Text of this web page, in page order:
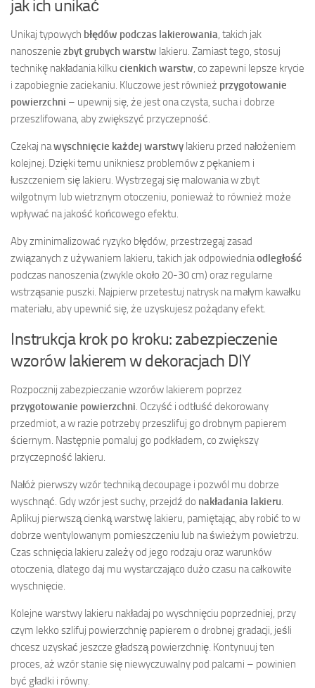
jak ich unikać
Unikaj typowych błędów podczas lakierowania, takich jak
nanoszenie zbyt grubych warstw lakieru. Zamiast tego, stosuj
technikę nakładania kilku cienkich warstw, co zapewni lepsze krycie
i zapobiegnie zaciekaniu. Kluczowe jest również przygotowanie
powierzchni – upewnij się, że jest ona czysta, sucha i dobrze
przeszlifowana, aby zwiększyć przyczepność.
Czekaj nawyschnięcie każdej warstwy lakieru przed nałożeniem
kolejnej. Dzięki temu unikniesz problemów z pękaniem i
łuszczeniem się lakieru. Wystrzegaj się malowania w zbyt
wilgotnym lub wietrznym otoczeniu, ponieważ to również może
wpływać na jakość końcowego efektu.
Aby zminimalizować ryzyko błędów, przestrzegaj zasad
związanych z używaniem lakieru, takich jak odpowiedniaodległość
podczas nanoszenia (zwykle około 20-30 cm) oraz regularne
wstrząsanie puszki. Najpierw przetestuj natrysk na małym kawałku
materiału, aby upewnić się, że uzyskujesz pożądany efekt.
Instrukcja krok po kroku: zabezpieczenie
wzorów lakierem w dekoracjach DIY
Rozpocznij zabezpieczanie wzorów lakierem poprzez
przygotowanie powierzchni. Oczyść i odtłuść dekorowany
przedmiot, a w razie potrzeby przeszlifuj go drobnym papierem
ściernym. Następnie pomaluj go podkładem, co zwiększy
przyczepność lakieru.
Nałóż pierwszy wzór techniką decoupage i pozwól mu dobrze
wyschnąć. Gdy wzór jest suchy, przejdź do nakładania lakieru.
Aplikuj pierwszą cienką warstwę lakieru, pamiętając, aby robić to w
dobrze wentylowanym pomieszczeniu lub na świeżym powietrzu.
Czas schnięcia lakieru zależy od jego rodzaju oraz warunków
otoczenia, dlatego daj mu wystarczająco dużo czasu na całkowite
wyschnięcie.
Kolejne warstwy lakieru nakładaj po wyschnięciu poprzedniej, przy
czym lekko szlifuj powierzchnię papierem o drobnej gradacji, jeśli
chcesz uzyskać jeszcze gładszą powierzchnię. Kontynuuj ten
proces, aż wzór stanie się niewyczuwalny pod palcami – powinien
być gładki i równy.